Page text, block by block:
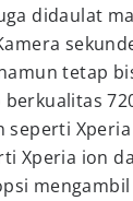
didaulat
tetap
seperti
Xperia ion